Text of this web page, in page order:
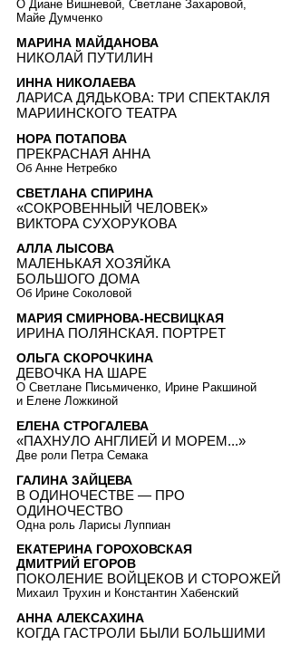
О Диане Вишневой, Светлане Захаровой,
Майе Думченко
МАРИНА МАЙДАНОВА
НИКОЛАЙ ПУТИЛИН
ИННА НИКОЛАЕВА
ЛАРИСА ДЯДЬКОВА: ТРИ СПЕКТАКЛЯ
МАРИИНСКОГО ТЕАТРА
НОРА ПОТАПОВА
ПРЕКРАСНАЯ АННА
Об Анне Нетребко
СВЕТЛАНА СПИРИНА
«СОКРОВЕННЫЙ ЧЕЛОВЕК»
ВИКТОРА СУХОРУКОВА
АЛЛА ЛЫСОВА
МАЛЕНЬКАЯ ХОЗЯЙКА
БОЛЬШОГО ДОМА
Об Ирине Соколовой
МАРИЯ СМИРНОВА-НЕСВИЦКАЯ
ИРИНА ПОЛЯНСКАЯ. ПОРТРЕТ
ОЛЬГА СКОРОЧКИНА
ДЕВОЧКА НА ШАРЕ
О Светлане Письмиченко, Ирине Ракшиной
и Елене Ложкиной
ЕЛЕНА СТРОГАЛЕВА
«ПАХНУЛО АНГЛИЕЙ И МОРЕМ...»
Две роли Петра Семака
ГАЛИНА ЗАЙЦЕВА
В ОДИНОЧЕСТВЕ — ПРО
ОДИНОЧЕСТВО
Одна роль Ларисы Луппиан
ЕКАТЕРИНА ГОРОХОВСКАЯ
ДМИТРИЙ ЕГОРОВ
ПОКОЛЕНИЕ ВОЙЦЕКОВ И СТОРОЖЕЙ
Михаил Трухин и Константин Хабенский
АННА АЛЕКСАХИНА
КОГДА ГАСТРОЛИ БЫЛИ БОЛЬШИМИ